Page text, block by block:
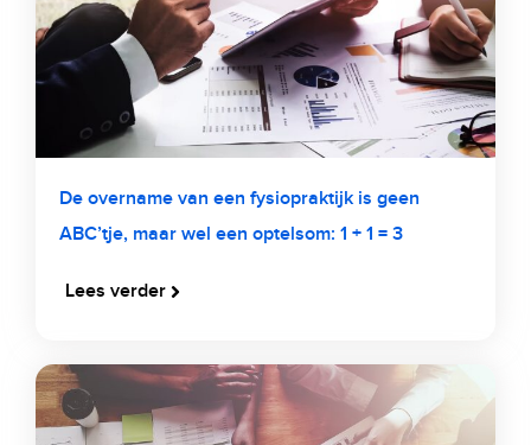
De overname van een fysiopraktijk is geen
ABC’tje, maar wel een optelsom: 1 + 1 = 3
Lees verder